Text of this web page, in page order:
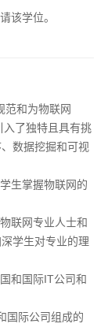
该学位。
范和为物联网
了独特且具有挑
数据挖掘和可视
生掌握物联网的
联网专业人士和
学生对专业的理
和国际IT公司和
国际公司组成的